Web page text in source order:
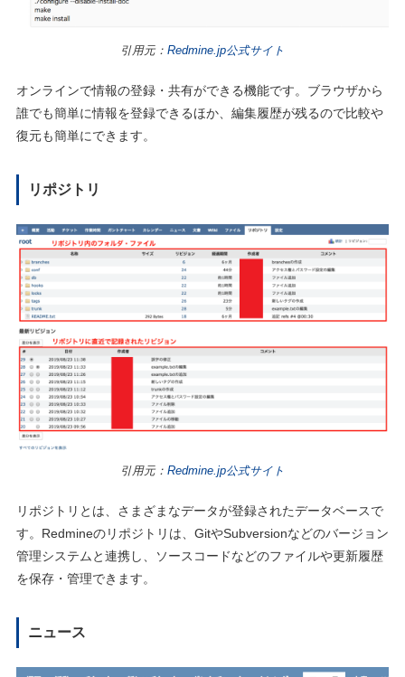
引用元： Redmine.jp公式サイト
オンラインで情報の登録・共有ができる機能です。ブラウザから
誰でも簡単に情報を登録できるほか、編集履歴が残るので比較や
復元も簡単にできます。
リポジトリ
引用元： Redmine.jp公式サイト
リポジトリとは、さまざまなデータが登録されたデータベースで
す。Redmineのリポジトリは、GitやSubversionなどのバージョン
管理システムと連携し、ソースコードなどのファイルや更新履歴
を保存・管理できます。
ニュース